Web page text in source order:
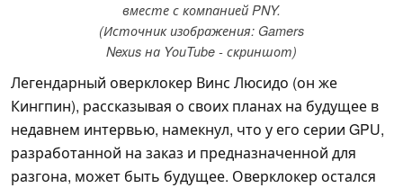
вместе с компанией PNY.
(Источник изображения: Gamers
Nexus на YouTube - скриншот)
Легендарный оверклокер Винс Люсидо (он же
Кингпин), рассказывая о своих планах на будущее в
недавнем интервью, намекнул, что у его серии GPU,
разработанной на заказ и предназначенной для
разгона, может быть будущее. Оверклокер остался